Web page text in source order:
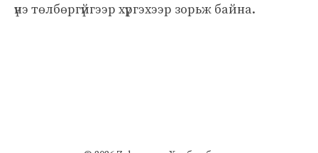
үнэ төлбөргүйгээр хүргэхээр зорьж байна.